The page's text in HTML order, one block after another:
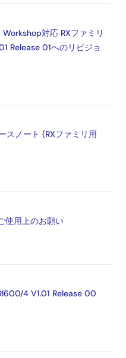
対応 RXファミリ
Release 01へのリビジョ
スノート (RXファミリ用
使用上のお願い
4 V1.01 Release 00